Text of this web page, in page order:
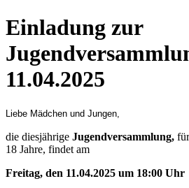
Einladung zur
11.04.2025
Liebe Mädchen und Jungen,
die diesjährige Jugendversammlung,
18 Jahre, findet am
Freitag, den 11.04.2025 um 18:00 Uhr